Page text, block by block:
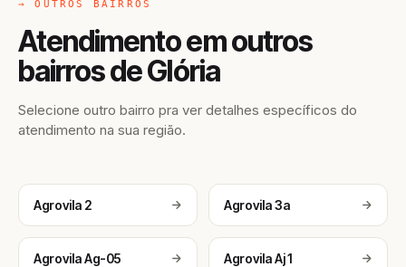
→ OUTROS BAIRROS
Atendimento em outros
bairros de Glória
Selecione outro bairro pra ver detalhes específicos do
atendimento na sua região.
Agrovila 2 Agrovila 3a
Agrovila Ag-05 Agrovila Aj 1